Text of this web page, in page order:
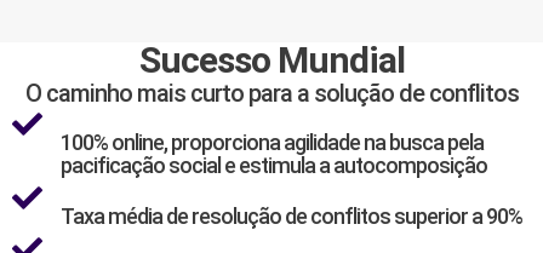
Sucesso Mundial
O caminho mais curto para a solução de conflitos
100% online, proporciona agilidade na busca pela
pacificação social e estimula a autocomposição
Taxa média de resolução de conflitos superior a 90%